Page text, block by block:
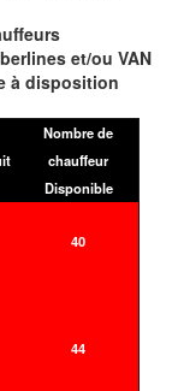
et/ou VAN
à disposition
Nombre de
chauffeur
Disponible
40
44